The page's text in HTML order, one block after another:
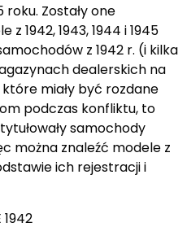
Zostały one
1942, 1943, 1944 i 1945
z 1942 r. (i kilka
dealerskich na
miały być rozdane
podczas konfliktu, to
samochody
można znaleźć modele z
ich rejestracji i
1942